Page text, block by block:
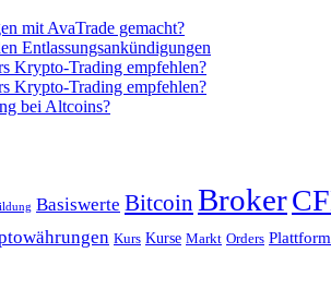
mit AvaTrade gemacht?
Entlassungsankündigungen
Krypto-Trading empfehlen?
Krypto-Trading empfehlen?
bei Altcoins?
Basiswerte Bitcoin Broker
Kurs Kurse Markt Orders Plattform